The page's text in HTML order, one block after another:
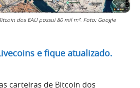
dos EAU possui 80 mil m². Foto: Google
e fique atualizado.
carteiras de Bitcoin dos